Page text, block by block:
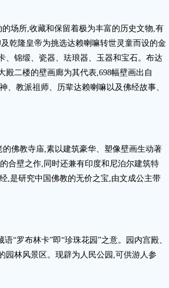
场所,收藏和保留着极为丰富的历史文物,有
乾隆皇帝为挑选达赖喇嘛转世灵童而设的金
、锦缎、瓷器、珐琅器、玉器和宝石。布达
二楼的壁画廊为其代表,698幅壁画出自
、教派祖师、历辈达赖喇嘛以及佛经故事、
佛教寺庙,素以建筑豪华、塑像壁画生动著
合壁之作,同时还兼有印度和尼泊尔建筑特
,是研究中国佛教的无价之宝,由文成公主带
“罗布林卡”即“珍珠花园”之意。园内宫殿、
园林风景区。现辟为人民公园,可供游人参